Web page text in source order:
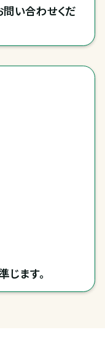
い合わせくだ
ます。